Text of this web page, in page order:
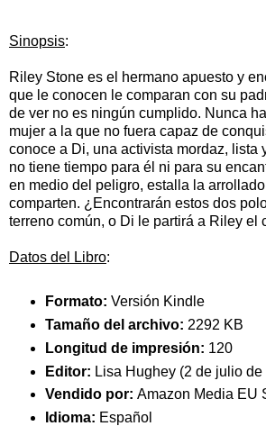
Sinopsis:
Riley Stone es el hermano apuesto y
que le conocen le comparan con su
de ver no es ningún cumplido. Nunca
mujer a la que no fuera capaz de
conoce a Di, una activista mordaz, lista
no tiene tiempo para él ni para su
en medio del peligro, estalla la
comparten. ¿Encontrarán estos dos
terreno común, o Di le partirá a Riley el
Datos del Libro:
Formato: Versión Kindle
Tamaño del archivo: 2292 KB
Longitud de impresión: 120
Editor: Lisa Hughey (2 de julio de
Vendido por: Amazon Media EU
Idioma: Español